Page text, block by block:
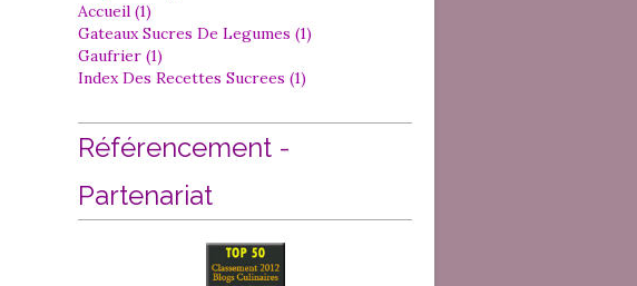
Accueil (1)
Gateaux Sucres De Legumes (1)
Gaufrier (1)
Index Des Recettes Sucrees (1)
Référencement -
Partenariat